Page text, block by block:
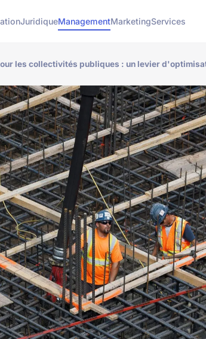
JuridiqueManagementMarketingServices
les collectivités publiques : un levier